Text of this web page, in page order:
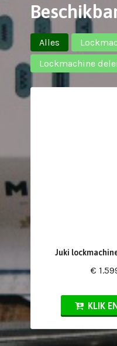
Alles
Lockmachine
Juki
€
KLIK